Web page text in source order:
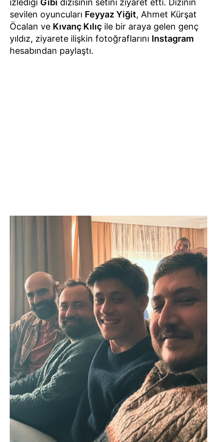
sevilen oyuncuları Feyyaz Yiğit, Ahmet Kürşat
Öcalan ve Kıvanç Kılıç ile bir araya gelen genç
yıldız, ziyarete ilişkin fotoğraflarını Instagram
hesabından paylaştı.